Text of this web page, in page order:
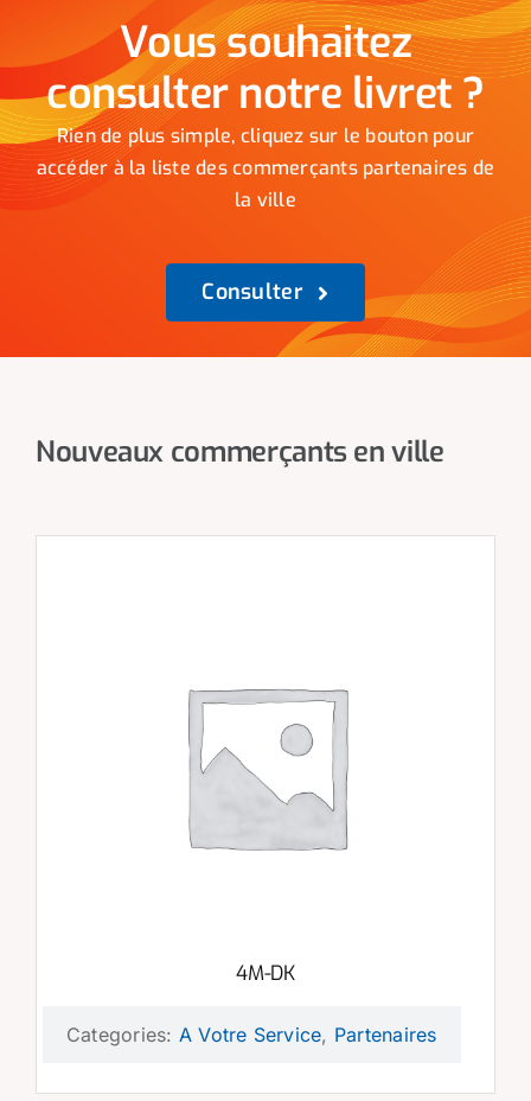
Vous souhaitez
consulter notre livret ?
Rien de plus simple, cliquez sur le bouton pour
accéder à la liste des commerçants partenaires de
la ville
Consulter
Nouveaux commerçants en ville
4M-DK
Categories: A Votre Service, Partenaires